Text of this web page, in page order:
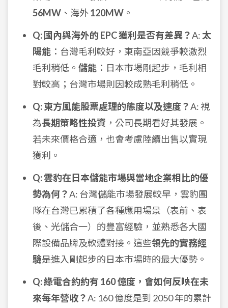
56MW 、海外 120MW 。
Q: 國內與海外的 EPC 獲利是否有差異？A: 太
陽能 ：台灣毛利較好，東南亞因競爭較激烈
毛利稍低。 儲能 ：日本市場剛起步，毛利相
對較高；台灣市場則因較成熟毛利稍低。
Q: 東方風能股票處理的態度以及速度？A: 視
為長期策略性投資 ，公司長期看好其發展。
若未來價格合適，也會考慮陸續出售以實現
獲利。
Q: 雲豹在日本儲能市場與當地企業相比的優
勢為何？A: 台灣儲能市場發展較早，雲豹團
隊在台灣已累積了各種應用場景（表前、表
後、光儲合一）的豐富經驗，並熟悉各大國
際設備品牌及軟體對接。這些領先的實務經
驗是進入剛起步的日本市場時的最大優勢。
Q: 綠電合約約有 160 億度，會如何反映在未
來每年營收？A: 160 億度是到 2050 年的累計